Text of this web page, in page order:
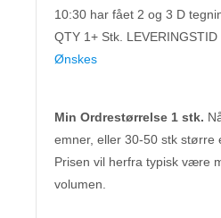
10:30 har fået 2 og 3 D
QTY 1+ Stk.
Ønskes
Min Ordrestørrelse 1 stk.
emner, eller 30-50 stk større
Prisen vil herfra typisk være
volumen.